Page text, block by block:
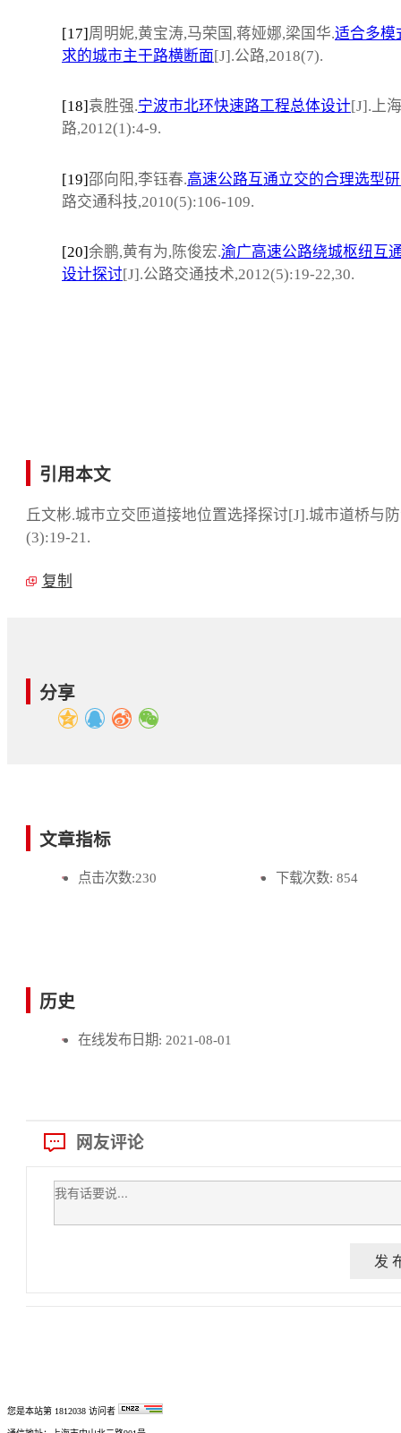
[17]周明妮,黄宝涛,马荣国,蒋娅娜,梁国华.适合多模
求的城市主干路横断面[J].公路,2018(7).
[18] 袁胜强.宁波市北环快速路工程总体设计[J].上
路,2012(1):4-9.
[19]邵向阳,李钰春.高速公路互通立交的合理选型
路交通科技,2010(5):106-109.
[20]余鹏,黄有为,陈俊宏.渝广高速公路绕城枢纽互
设计探讨[J].公路交通技术,2012(5):19-22,30.
引用本文
丘文彬.城市立交匝道接地位置选择探讨[J].城市道桥与
(3):19-21.
复制
分享
文章指标
点击次数:230 下载次数: 854
历史
在线发布日期: 2021-08-01
网友评论
发
您是本站第 1812038 访问者